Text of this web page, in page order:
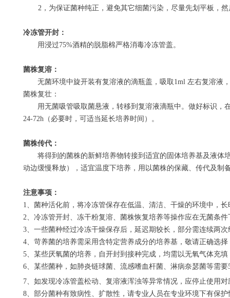
2 ，为保证菌种纯正，避免其它细菌污染，尽量先划平板，
冷冻管开封：
用浸过75%酒精的脱脂棉严格消毒冷冻管盖。
菌株复溶：
无菌环境中旋开装有复溶液的滴瓶盖，吸取 1ml 左右复溶液
菌株复壮：
用无菌吸管吸取菌悬液，转移到复溶液滴瓶中。做好标识，
24-72h （必要时，可适当延长培养时间）。
菌株传代：
将得到的菌株的新鲜培养物转接到适宜的固体培养基及液体
动边缓慢释放），适宜温度下培养，用以菌株的保藏、传代及制
注意事项：
1、菌种活化前，将冷冻管保存在低温、清洁、干燥的环境中，
2、冷冻管开封、冻干粉复溶、菌株恢复培养等操作应在无菌条件
3、一些菌种经过冷冻干燥保存后，延迟期较长，部分需连续两
4、苛养菌的培养需采用含特定营养成分的培养基，敬请正确选
5、某些厌氧菌的培养，自开封到接种完成，均需以无氧气体充
6、某些菌种，如肺炎链球菌、流感嗜血杆菌、淋病奈瑟菌等需要
7 、如发现冷冻管盖松动、复溶液浑浊等异常情况，应停止使用
8 、部分菌种有致病性、扩散性，请专业人员在专业环境下有保